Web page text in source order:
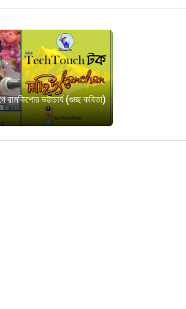
রামকিশোর ভট্টাচার্য (গুচ্ছ কবিতা)